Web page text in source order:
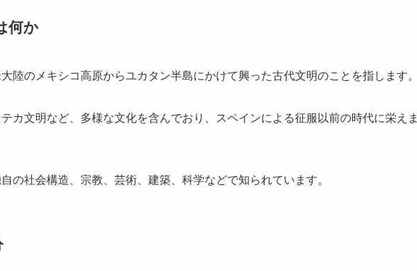
何か
陸のメキシコ高原からユカタン半島にかけて興った古代文明のことを指します。
カ文明など、多様な文化を含んでおり、スペインによる征服以前の時代に栄えま
の社会構造、宗教、芸術、建築、科学などで知られています。